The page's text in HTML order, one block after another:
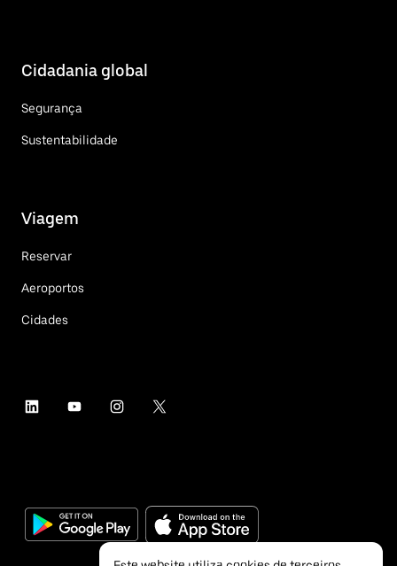
Cidadania global
Segurança
Sustentabilidade
Viagem
Reservar
Aeroportos
Cidades